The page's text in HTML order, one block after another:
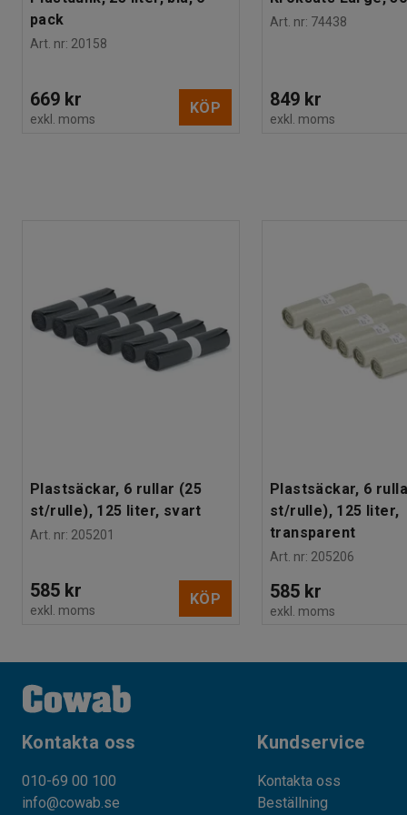
pack
Art. nr: 20158
669 kr
exkl. moms
KÖP
Art. nr: 74438
849 kr
exkl. moms
Plastsäckar, 6 rullar (25
st/rulle), 125 liter, svart
Art. nr: 205201
585 kr
exkl. moms
KÖP
Plastsäckar, 6
st/rulle), 125 liter,
transparent
Art. nr: 205206
585 kr
exkl. moms
Kontakta oss
010-69 00 100
info@cowab.se
Kundservice
Kontakta oss
Beställning